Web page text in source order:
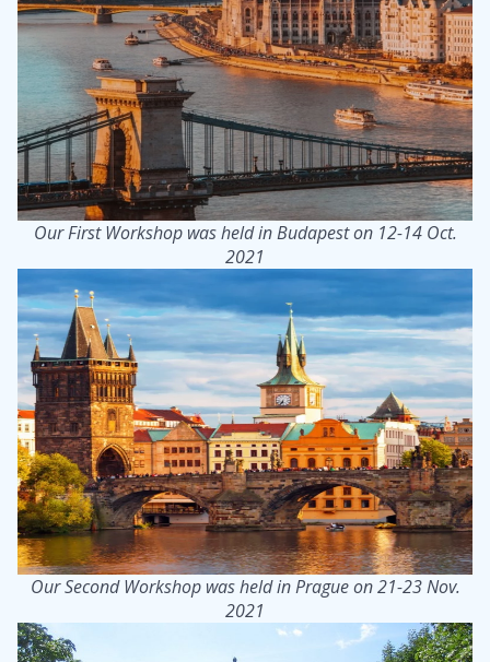
Our First Workshop was held in Budapest on 12-14 Oct.
2021
Our Second Workshop was held in Prague on 21-23 Nov.
2021